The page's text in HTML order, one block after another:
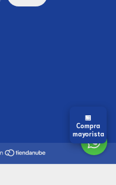
🏪
Compra
mayorista